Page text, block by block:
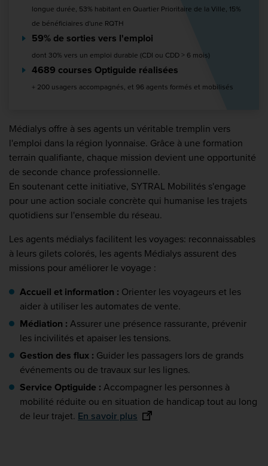
longue durée, 53% habitant en Quartier Prioritaire de la Ville, 15%
de bénéficiaires d'une RQTH
59% de sorties vers l'emploi
dont 30% vers un emploi durable (CDI ou CDD > 6 mois)
4689 courses Optiguide réalisées
+ 200 usagers accompagnés, et 96 agents formés et mobilisés
Médialys offre à ses agents un véritable tremplin vers
l'emploi dans la région lyonnaise. Grâce à une formation
terrain qualifiante, chaque mission devient une opportunité
de seconde chance professionnelle.
En soutenant cette initiative, SYTRAL Mobilités s'engage
pour une action sociale concrète qui humanise les trajets
quotidiens sur l'ensemble du réseau.
Les agents médialys facilitent les voyages: reconnaissables
à leurs gilets colorés, les agents Médialys assurent des
missions pour améliorer le voyage :
Accueil et information : Orienter les voyageurs et les
aider à utiliser les automates de vente.
Médiation : Assurer une présence rassurante, prévenir
les incivilités et apaiser les tensions.
Gestion des flux : Guider les passagers lors de grands
événements ou de travaux sur les lignes.
Service Optiguide : Accompagner les personnes à
mobilité réduite ou en situation de handicap tout au long
de leur trajet. En savoir plus